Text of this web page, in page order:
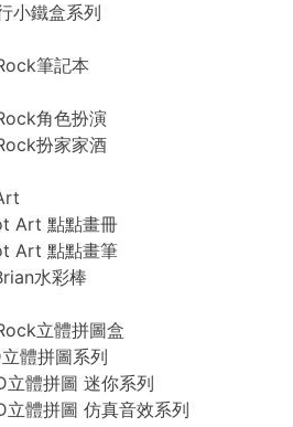
小鐵盒系列
筆記本
角色扮演
扮家家酒
Art 點點畫冊
Art 點點畫筆
水彩棒
立體拼圖盒
體拼圖系列
體拼圖 迷你系列
體拼圖 仿真音效系列